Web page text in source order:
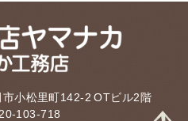
小松里町142-2 OTビル2階
103-718